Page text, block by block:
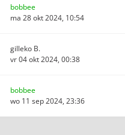
bobbee
ma 28 okt 2024, 10:54
gilleko B.
vr 04 okt 2024, 00:38
bobbee
wo 11 sep 2024, 23:36